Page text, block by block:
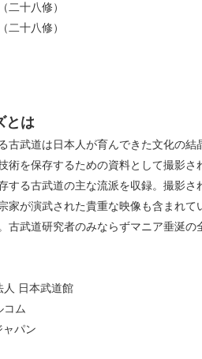
八修）
八修）
とは
古武道は日本人が育んできた文化の
術を保存するための資料として撮影
する古武道の主な流派を収録。撮影
家が演武された貴重な映像も含まれ
古武道研究者のみならずマニア垂涎の
人 日本武道館
コム
ャパン